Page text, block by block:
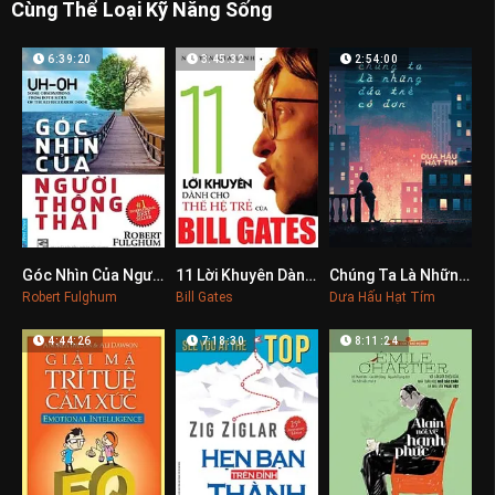
Cùng Thể Loại Kỹ Năng Sống
0
6:39:20
Góc Nhìn Của Người Thông Thái
Robert Fulghum
0
3:45:32
11 Lời Khuyên Dành Cho Thế Hệ Trẻ Của Bill Gates
Bill Gates
0
2:54:00
Chúng Ta Là Những Đứa Trẻ Cô Đơn
Dưa Hấu Hạt Tím
4:44:26 7:18:30 8:11:24